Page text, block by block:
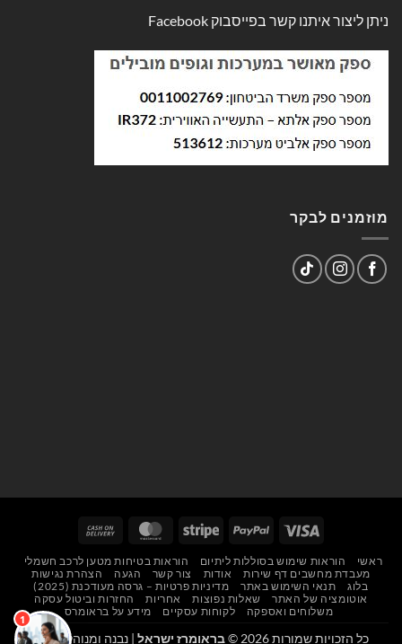
ניתן ליצור איתנו קשר בפייסבוק Facebook
מוזמנים לבקר
Visa
PayPal
Stripe
MasterCard
Delivery
ראשי הוראות שימוש בסוללות ליתיום
הוראות בטיחות מטען לרכב חשמלי
מעבדת מחשבים דף שירות
אודות צור קשר הגעה
הצהרת נגישות
בלוג
תנאי השימוש באתר
מדיניות פרטיות – גרסה מעודכנת (2025)
אוטומציה של האתר
שאלות נפוצות אחריות
החזרות וביטול עסקה
משלוחים ואספקה
לקוחות עסקיים מידע על בראומרס
כל הזכויות שמורות 2026 © בראומרז ישראל | נבנה ומנוהל על ידי